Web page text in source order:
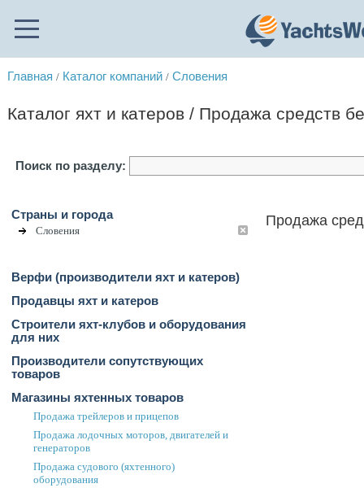
Главная / Каталог компаний / Словения
Каталог яхт и катеров / Продажа средств
Поиск по разделу:
Страны и города
Словения
Верфи (производители яхт и катеров)
Продавцы яхт и катеров
Строители яхт-клубов и оборудования
для них
Производители сопутствующих
товаров
Магазины яхтенных товаров
Продажа трейлеров и прицепов
Продажа лодочных моторов, двигателей и
генераторов
Продажа судового (яхтенного)
оборудования
Продажа